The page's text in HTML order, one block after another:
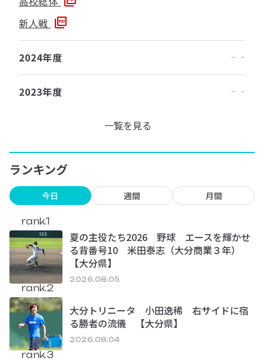
新人戦
2024年度
2023年度
一覧を見る
ランキング
今日 週間 月間
rank.1
夏の主役たち2026 野球 エースを輝かせ
る背番号10 米田泰志（大分商業３年）
【大分県】
2026.08.05
rank.2
大分トリニータ 小田逸稀 右サイドに宿
る勝者の流儀 【大分県】
2026.08.04
rank.3